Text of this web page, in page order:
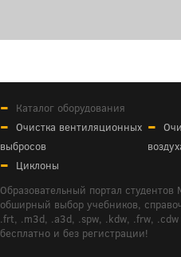
Каталог оборудования
Очистка вентиляционных
выбросов
Циклоны
Образовательный портал
обширный выбор учебников,
.frt, .m3d, .a3d, .spw, .kdw, .frw,
бесплатно и без регистрации!